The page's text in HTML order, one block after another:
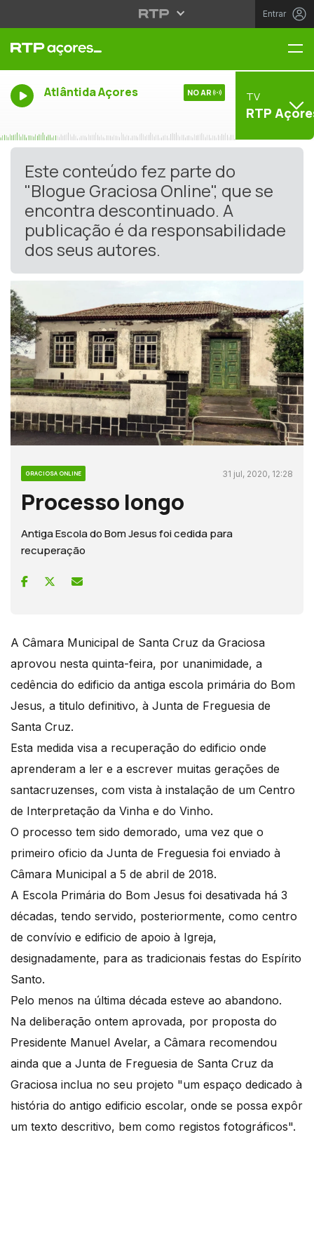
Entrar
Atlântida Açores NO AR TV
RTP
Este conteúdo fez parte do
"Blogue Graciosa Online", que se
encontra descontinuado. A
publicação é da responsabilidade
dos seus autores.
GRACIOSA ONLINE 31 jul, 2020, 12:28
Processo longo
Antiga Escola do Bom Jesus foi cedida para
recuperação
A Câmara Municipal de Santa Cruz da Graciosa
aprovou nesta quinta-feira, por unanimidade, a
cedência do edificio da antiga escola primária do Bom
Jesus, a titulo definitivo, à Junta de Freguesia de
Santa Cruz.
Esta medida visa a recuperação do edificio onde
aprenderam a ler e a escrever muitas gerações de
santacruzenses, com vista à instalação de um Centro
de Interpretação da Vinha e do Vinho.
O processo tem sido demorado, uma vez que o
primeiro oficio da Junta de Freguesia foi enviado à
Câmara Municipal a 5 de abril de 2018.
A Escola Primária do Bom Jesus foi desativada há 3
décadas, tendo servido, posteriormente, como centro
de convívio e edificio de apoio à Igreja,
designadamente, para as tradicionais festas do Espírito
Santo.
Pelo menos na última década esteve ao abandono.
Na deliberação ontem aprovada, por proposta do
Presidente Manuel Avelar, a Câmara recomendou
ainda que a Junta de Freguesia de Santa Cruz da
Graciosa inclua no seu projeto "um espaço dedicado à
história do antigo edificio escolar, onde se possa expôr
um texto descritivo, bem como registos fotográficos".